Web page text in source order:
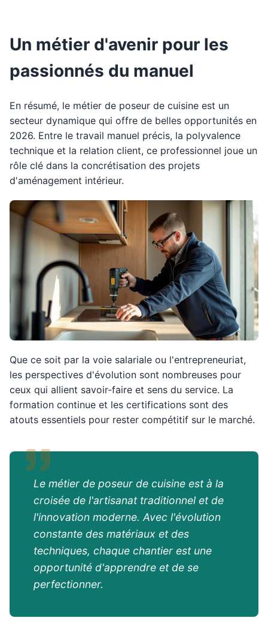
Un métier d'avenir pour les
passionnés du manuel
En résumé, le métier de poseur de cuisine est un
secteur dynamique qui offre de belles opportunités en
2026. Entre le travail manuel précis, la polyvalence
technique et la relation client, ce professionnel joue un
rôle clé dans la concrétisation des projets
d'aménagement intérieur.
Que ce soit par la voie salariale ou l'entrepreneuriat,
les perspectives d'évolution sont nombreuses pour
ceux qui allient savoir-faire et sens du service. La
formation continue et les certifications sont des
atouts essentiels pour rester compétitif sur le marché.
Le métier de poseur de cuisine est à la
croisée de l'artisanat traditionnel et de
l'innovation moderne. Avec l'évolution
constante des matériaux et des
techniques, chaque chantier est une
opportunité d'apprendre et de se
perfectionner.